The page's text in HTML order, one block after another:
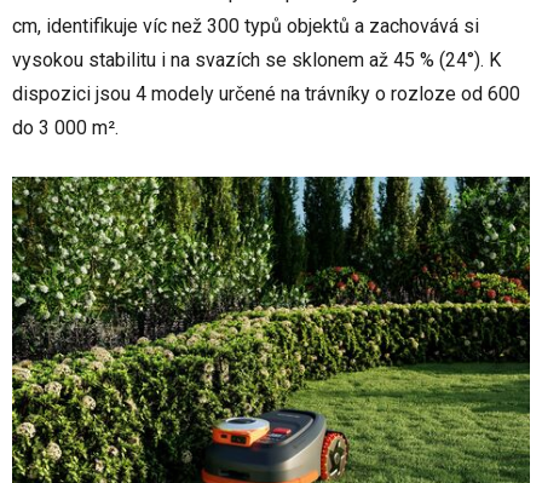
cm, identifikuje víc než 300 typů objektů a zachovává si
vysokou stabilitu i na svazích se sklonem až 45 % (24°). K
dispozici jsou 4 modely určené na trávníky o rozloze od 600
do 3 000 m².